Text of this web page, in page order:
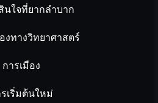
นใจที่ยากลำบาก
งทางวิทยาศาสตร์
การเมือง
เริ่มต้นใหม่